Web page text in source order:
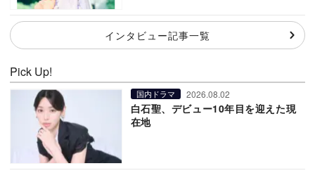
インタビュー記事一覧
Pick Up!
国内ドラマ 2026.08.02
白石聖、デビュー10年目を迎えた現
在地